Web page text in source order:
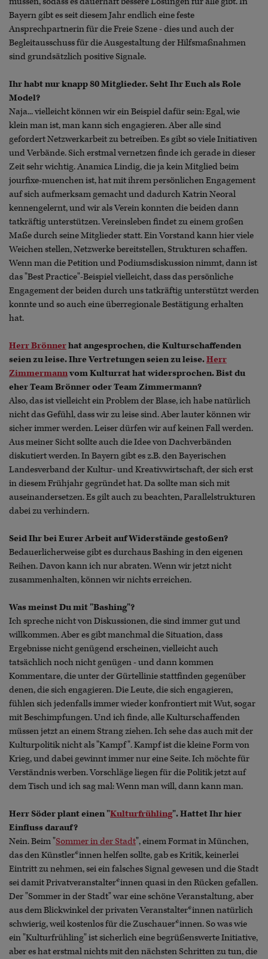
Bayern gibt es seit diesem Jahr endlich eine feste
Ansprechpartnerin für die Freie Szene - dies und auch der
Begleitausschuss für die Ausgestaltung der Hilfsmaßnahmen
sind grundsätzlich positive Signale.
Ihr habt nur knapp 80 Mitglieder. Seht Ihr Euch als Role
Model?
Naja... vielleicht können wir ein Beispiel dafür sein: Egal, wie
klein man ist, man kann sich engagieren. Aber alle sind
gefordert Netzwerkarbeit zu betreiben. Es gibt so viele Initiativen
und Verbände. Sich erstmal vernetzen finde ich gerade in dieser
Zeit sehr wichtig. Anamica Lindig, die ja kein Mitglied beim
jourfixe-muenchen ist, hat mit ihrem persönlichen Engagement
auf sich aufmerksam gemacht und dadurch Katrin Neoral
kennengelernt, und wir als Verein konnten die beiden dann
tatkräftig unterstützen. Vereinsleben findet zu einem großen
Maße durch seine Mitglieder statt. Ein Vorstand kann hier viele
Weichen stellen, Netzwerke bereitstellen, Strukturen schaffen.
Wenn man die Petition und Podiumsdiskussion nimmt, dann ist
das "Best Practice"-Beispiel vielleicht, dass das persönliche
Engagement der beiden durch uns tatkräftig unterstützt werden
konnte und so auch eine überregionale Bestätigung erhalten
hat.
Herr Brönnerhat angesprochen, die Kulturschaffenden
seien zu leise. Ihre Vertretungen seien zu leise.Herr
Zimmermannvom Kulturrat hat widersprochen. Bist du
eher Team Brönner oder Team Zimmermann?
Also, das ist vielleicht ein Problem der Blase, ich habe natürlich
nicht das Gefühl, dass wir zu leise sind. Aber lauter können wir
sicher immer werden. Leiser dürfen wir auf keinen Fall werden.
Aus meiner Sicht sollte auch die Idee von Dachverbänden
diskutiert werden. In Bayern gibt es z.B. den Bayerischen
Landesverband der Kultur- und Kreativwirtschaft, der sich erst
in diesem Frühjahr gegründet hat. Da sollte man sich mit
auseinandersetzen. Es gilt auch zu beachten, Parallelstrukturen
dabei zu verhindern.
Seid Ihr bei Eurer Arbeit auf Widerstände gestoßen?
Bedauerlicherweise gibt es durchaus Bashing in den eigenen
Reihen. Davon kann ich nur abraten. Wenn wir jetzt nicht
zusammenhalten, können wir nichts erreichen.
Was meinst Du mit "Bashing"?
Ich spreche nicht von Diskussionen, die sind immer gut und
willkommen. Aber es gibt manchmal die Situation, dass
Ergebnisse nicht genügend erscheinen, vielleicht auch
tatsächlich noch nicht genügen - und dann kommen
Kommentare, die unter der Gürtellinie stattfinden gegenüber
denen, die sich engagieren. Die Leute, die sich engagieren,
fühlen sich jedenfalls immer wieder konfrontiert mit Wut, sogar
mit Beschimpfungen. Und ich finde, alle Kulturschaffenden
müssen jetzt an einem Strang ziehen. Ich sehe das auch mit der
Kulturpolitik nicht als "Kampf". Kampf ist die kleine Form von
Krieg, und dabei gewinnt immer nur eine Seite. Ich möchte für
Verständnis werben. Vorschläge liegen für die Politik jetzt auf
dem Tisch und ich sag mal: Wenn man will, dann kann man.
Herr Söder plant einen "Kulturfrühling". Hattet Ihr hier
Einfluss darauf?
Nein. Beim "Sommer in der Stadt", einem Format in München,
das den Künstler*innen helfen sollte, gab es Kritik, keinerlei
Eintritt zu nehmen, sei ein falsches Signal gewesen und die Stadt
sei damit Privatveranstalter*innen quasi in den Rücken gefallen.
Der "Sommer in der Stadt" war eine schöne Veranstaltung, aber
aus dem Blickwinkel der privaten Veranstalter*innen natürlich
schwierig, weil kostenlos für die Zuschauer*innen. So was wie
ein "Kulturfrühling" ist sicherlich eine begrüßenswerte Initiative,
aber es hat erstmal nichts mit den nächsten Schritten zu tun, die